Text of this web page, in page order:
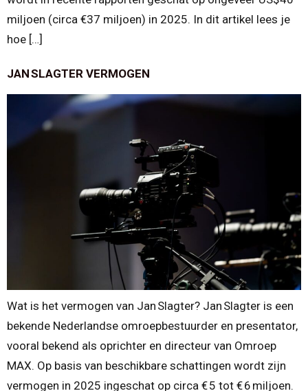
miljoen (circa €37 miljoen) in 2025. In dit artikel lees je
hoe […]
JAN SLAGTER VERMOGEN
Wat is het vermogen van Jan Slagter? Jan Slagter is een
bekende Nederlandse omroepbestuurder en presentator,
vooral bekend als oprichter en directeur van Omroep
MAX. Op basis van beschikbare schattingen wordt zijn
vermogen in 2025 ingeschat op circa € 5 tot € 6 miljoen.